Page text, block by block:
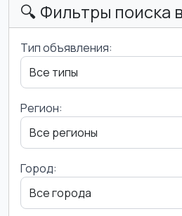
🔍 Фильтры поиска
Тип объявления:
Регион:
Город: